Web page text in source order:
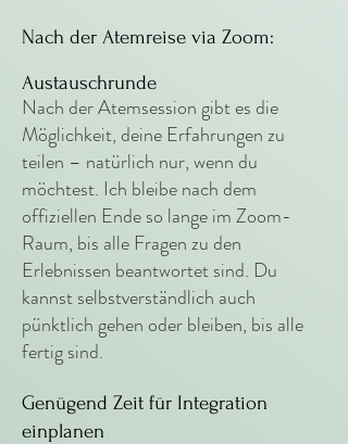
Nach der Atemreise via Zoom:
Austauschrunde
Nach der Atemsession gibt es die
Möglichkeit, deine Erfahrungen zu
teilen – natürlich nur, wenn du
möchtest. Ich bleibe nach dem
offiziellen Ende so lange im Zoom-
Raum, bis alle Fragen zu den
Erlebnissen beantwortet sind. Du
kannst selbstverständlich auch
pünktlich gehen oder bleiben, bis alle
fertig sind.
Genügend Zeit für Integration
einplanen